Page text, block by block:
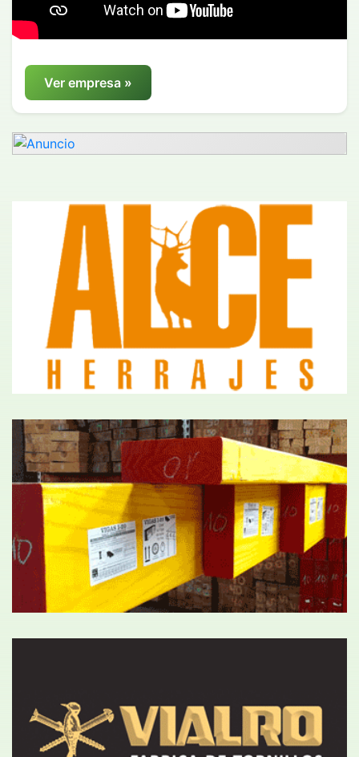
Ver empresa »